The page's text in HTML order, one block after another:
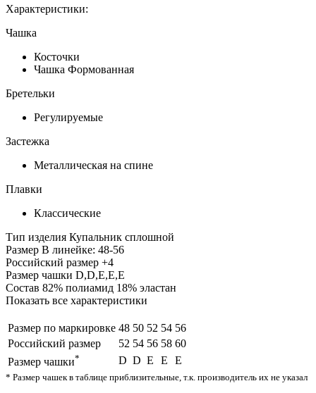
Характеристики:
Чашка
Косточки
Чашка Формованная
Бретельки
Регулируемые
Застежка
Металлическая на спине
Плавки
Классические
Тип изделия Купальник сплошной
Размер В линейке: 48-56
Российский размер +4
Размер чашки D,D,E,E,E
Состав 82% полиамид 18% эластан
Показать все характеристики
Размер по маркировке 48 50 52 54 56
Российский размер
52 54 56 58 60
Размер чашки* D D E E E
* Размер чашек в таблице приблизительные, т.к. производитель их не указал